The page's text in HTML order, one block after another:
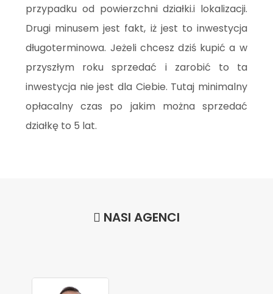
przypadku od powierzchni działki.i lokalizacji.
Drugi minusem jest fakt, iż jest to inwestycja
długoterminowa. Jeżeli chcesz dziś kupić a w
przyszłym roku sprzedać i zarobić to ta
inwestycja nie jest dla Ciebie. Tutaj minimalny
opłacalny czas po jakim można sprzedać
działkę to 5 lat.
NASI AGENCI